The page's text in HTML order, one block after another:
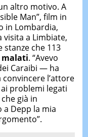
altro motivo. A
Man”, film in
in Lombardia,
visita a Limbiate,
stanze che 113
malati. “Avevo
Caraibi — ha
l’attore
problemi legati
già in
a Depp la mia